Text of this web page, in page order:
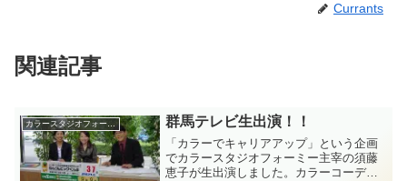
Currants
関連記事
群馬テレビ生出演！！
「カラーでキャリアアップ」という企画
でカラースタジオフォーミー主宰の須藤
恵子が生出演しました。カラーコーディ